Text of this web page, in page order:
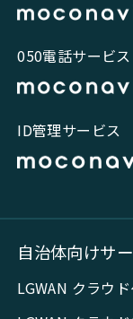
050電話サービス
ID管理サービス
自治体向けサ
LGWAN クラウ